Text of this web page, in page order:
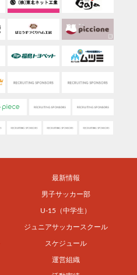
最新情報
男子サッカー部
U-15（中学生）
ジュニアサッカースクール
スケジュール
運営組織